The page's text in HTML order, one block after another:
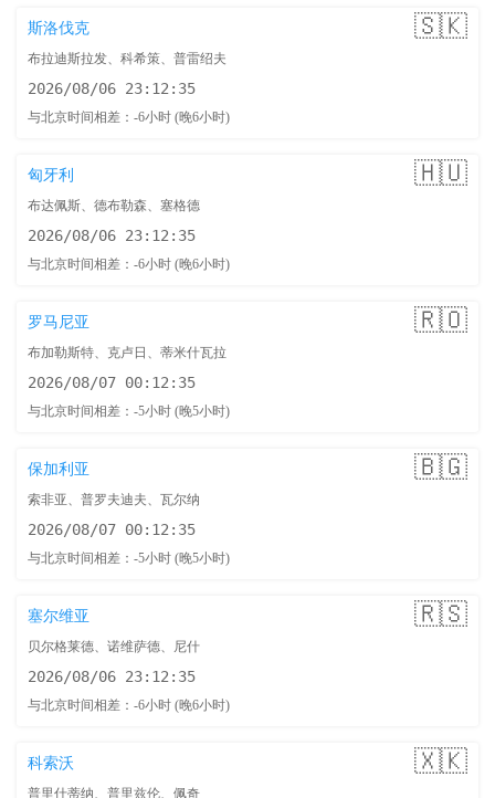
🇸🇰
斯洛伐克
布拉迪斯拉发、科希策、普雷绍夫
2026/08/06 23:12:36
与北京时间相差：-6小时 (晚6小时)
🇭🇺
匈牙利
布达佩斯、德布勒森、塞格德
2026/08/06 23:12:36
与北京时间相差：-6小时 (晚6小时)
🇷🇴
罗马尼亚
布加勒斯特、克卢日、蒂米什瓦拉
2026/08/07 00:12:36
与北京时间相差：-5小时 (晚5小时)
🇧🇬
保加利亚
索非亚、普罗夫迪夫、瓦尔纳
2026/08/07 00:12:36
与北京时间相差：-5小时 (晚5小时)
🇷🇸
塞尔维亚
贝尔格莱德、诺维萨德、尼什
2026/08/06 23:12:36
与北京时间相差：-6小时 (晚6小时)
🇽🇰
科索沃
普里什蒂纳、普里兹伦、佩奇